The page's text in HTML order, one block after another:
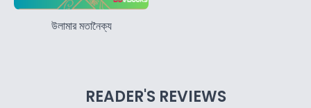
উলামার মতানৈক্য
READER'S REVIEWS